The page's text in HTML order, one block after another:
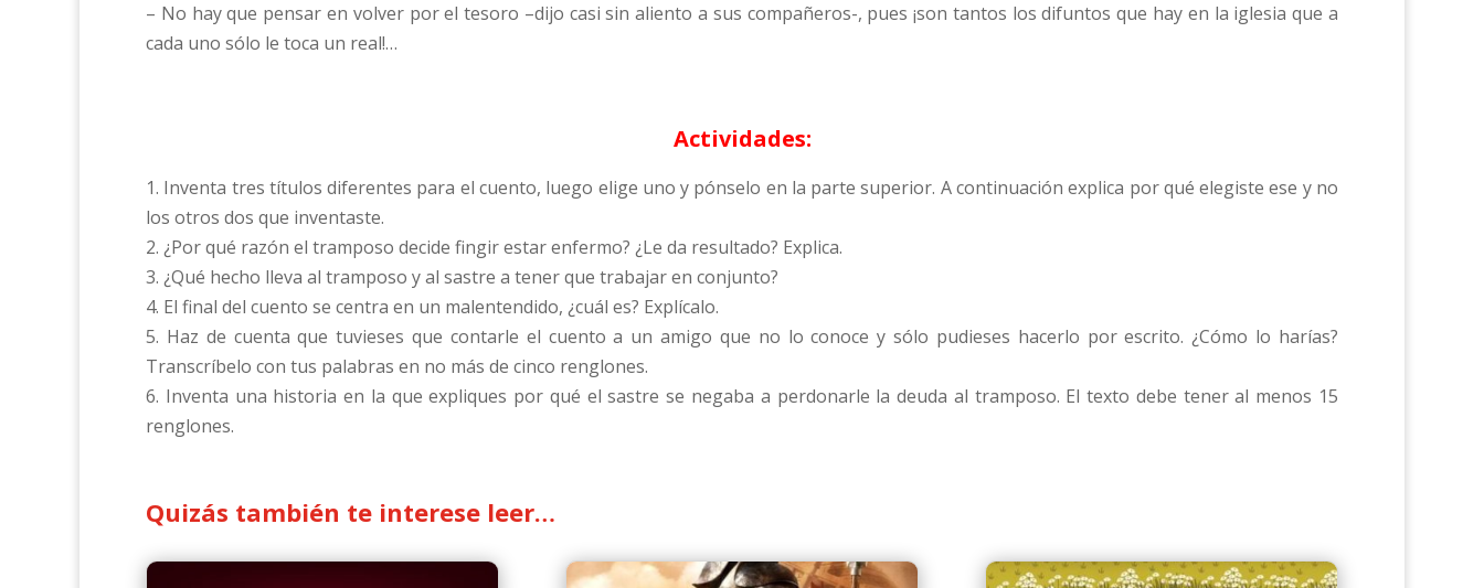
– No hay que pensar en volver por el tesoro –dijo casi sin aliento a sus compañeros-, pues ¡son tantos los difuntos que hay en la iglesia que a
cada uno sólo le toca un real!…
Actividades:
1. Inventa tres títulos diferentes para el cuento, luego elige uno y pónselo en la parte superior. A continuación explica por qué elegiste ese y no
los otros dos que inventaste.
2. ¿Por qué razón el tramposo decide fingir estar enfermo? ¿Le da resultado? Explica.
3. ¿Qué hecho lleva al tramposo y al sastre a tener que trabajar en conjunto?
4. El final del cuento se centra en un malentendido, ¿cuál es? Explícalo.
5. Haz de cuenta que tuvieses que contarle el cuento a un amigo que no lo conoce y sólo pudieses hacerlo por escrito. ¿Cómo lo harías?
Transcríbelo con tus palabras en no más de cinco renglones.
6. Inventa una historia en la que expliques por qué el sastre se negaba a perdonarle la deuda al tramposo. El texto debe tener al menos 15
renglones.
Quizás también te interese leer…